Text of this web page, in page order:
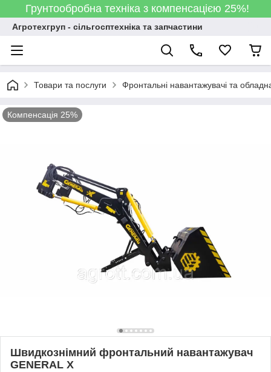
Грунтообробна техніка з компенсацією 25%!
Агротехгруп - сільгосптехніка та запчастини
Товари та послуги Фронтальні навантажувачі та
Компенсація 25%
Швидкознімний фронтальний навантажувач
GENERAL X